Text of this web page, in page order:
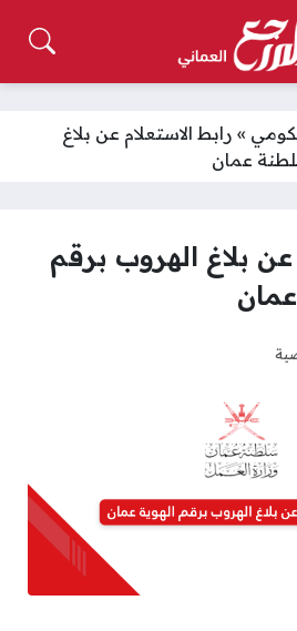
» رابط الاستعلام عن بلاغ
عمان
عن بلاغ الهروب برقم